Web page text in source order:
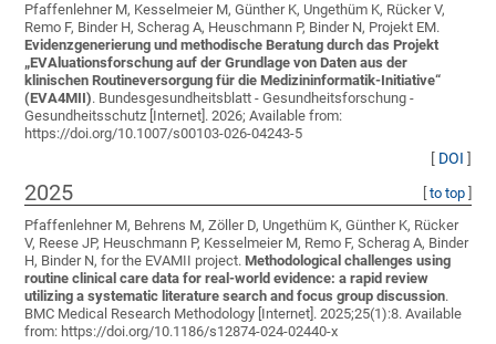
Pfaffenlehner M, Kesselmeier M, Günther K, Ungethüm K, Rücker V,
Remo F, Binder H, Scherag A, Heuschmann P, Binder N, Projekt EM.
Evidenzgenerierung und methodische Beratung durch das Projekt
„EVAluationsforschung auf der Grundlage von Daten aus der
klinischen Routineversorgung für die Medizininformatik-Initiative“
(EVA4MII). Bundesgesundheitsblatt - Gesundheitsforschung -
Gesundheitsschutz [Internet]. 2026; Available from:
https://doi.org/10.1007/s00103-026-04243-5
[ DOI ]
2025 to top]
Pfaffenlehner M, Behrens M, Zöller D, Ungethüm K, Günther K, Rücker
V, Reese JP, Heuschmann P, Kesselmeier M, Remo F, Scherag A, Binder
H, Binder N, for the EVAMII project.Methodological challenges using
routine clinical care data for real-world evidence: a rapid review
utilizing a systematic literature search and focus group discussion.
BMC Medical Research Methodology [Internet]. 2025;25(1):8. Available
from: https://doi.org/10.1186/s12874-024-02440-x